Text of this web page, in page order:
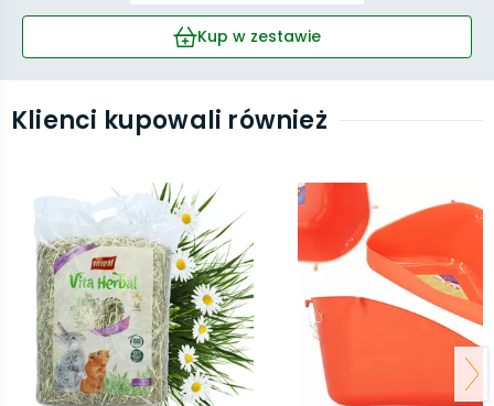
Kup w zestawie
Klienci kupowali również